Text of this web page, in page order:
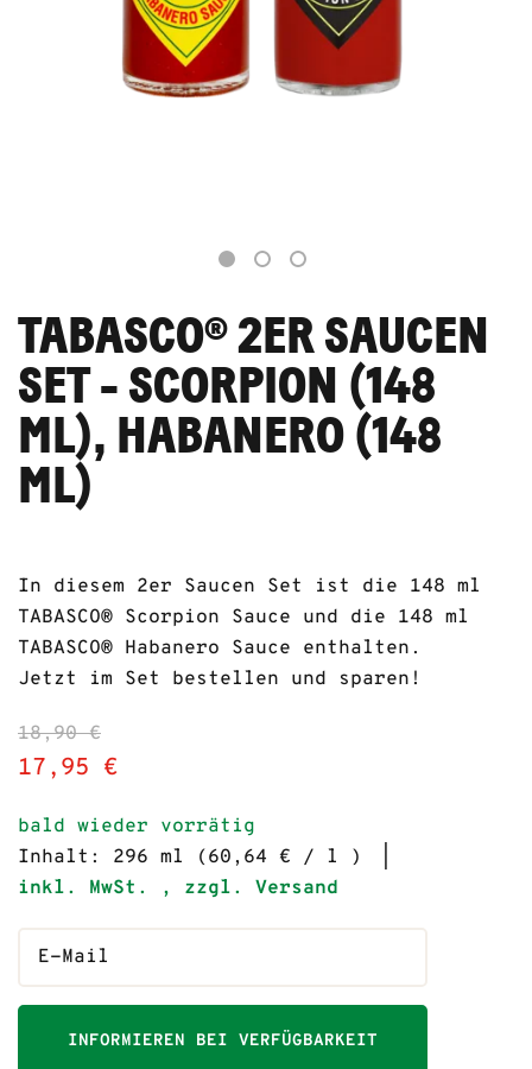
123
TABASCO® 2ER SAUCEN
SET - SCORPION (148
ML), HABANERO (148
ML)
In diesem 2er Saucen Set ist die 148 ml
TABASCO® Scorpion Sauce und die 148 ml
TABASCO® Habanero Sauce enthalten.
Jetzt im Set bestellen und sparen!
18,90 €
17,95 €
bald wieder vorrätig
Inhalt: 296 ml (60,64 € / l )
inkl. MwSt. , zzgl. Versand
INFORMIEREN BEI VERFÜGBARKEIT